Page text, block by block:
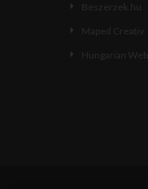
Beszerzek.hu
Maped Creativ
Hungarian